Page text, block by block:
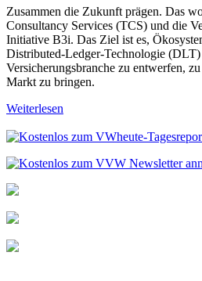
Zusammen die Zukunft prägen. Das
Consultancy Services (TCS) und die
Initiative B3i. Das Ziel ist es,
Distributed-Ledger-Technologie
Versicherungsbranche zu entwerfen,
Markt zu bringen.
Weiterlesen